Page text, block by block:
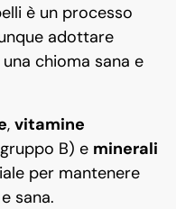
è un processo
adottare
chioma sana e
, vitamine
B) e minerali
per mantenere
sana.